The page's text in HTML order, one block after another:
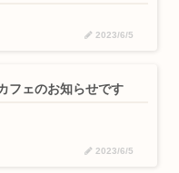
2023/6/5
フェのお知らせです
2023/6/5